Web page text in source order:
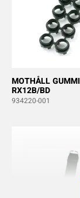
MOTHÅLL
RX12B/BD
934220-001